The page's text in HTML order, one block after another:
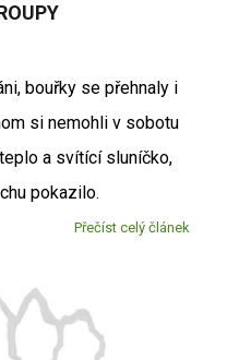
bouřky se přehnaly i
si nemohli v sobotu
a svítící sluníčko,
pokazilo.
Přečíst celý článek